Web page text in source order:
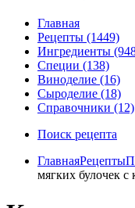
Главная
Рецепты (1449)
Ингредиенты
Специи (138)
Виноделие (16)
Сыроделие (18)
Справочники (12)
Поиск рецепта
ГлавнаяРецепты
мягких булочек с